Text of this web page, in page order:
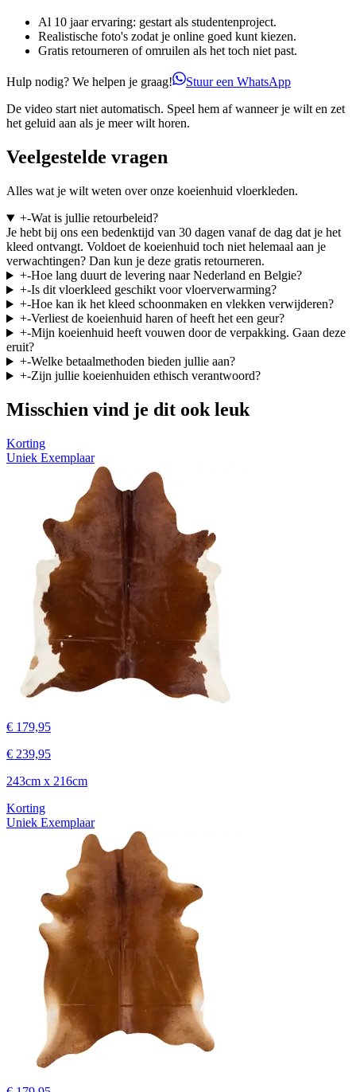
Al 10 jaar ervaring: gestart als studentenproject.
Realistische foto's zodat je online goed kunt kiezen.
Gratis retourneren of omruilen als het toch niet past.
Hulp nodig? We helpen je graag!
Stuur een WhatsApp
De video start niet automatisch. Speel hem af wanneer je wilt en zet
het geluid aan als je meer wilt horen.
Veelgestelde vragen
Alles wat je wilt weten over onze koeienhuid vloerkleden.
+-Wat is jullie retourbeleid?
Je hebt bij ons een bedenktijd van 30 dagen vanaf de dag dat je het
kleed ontvangt. Voldoet de koeienhuid toch niet helemaal aan je
verwachtingen? Dan kun je deze gratis retourneren.
+-Hoe lang duurt de levering naar Nederland en Belgie?
+-Is dit vloerkleed geschikt voor vloerverwarming?
+-Hoe kan ik het kleed schoonmaken en vlekken verwijderen?
+-Verliest de koeienhuid haren of heeft het een geur?
+-Mijn koeienhuid heeft vouwen door de verpakking. Gaan deze
eruit?
+-Welke betaalmethoden bieden jullie aan?
+-Zijn jullie koeienhuiden ethisch verantwoord?
Misschien vind je dit ook leuk
Korting
Uniek Exemplaar
€ 179,95
€ 239,95
243cm x 216cm
Korting
Uniek Exemplaar